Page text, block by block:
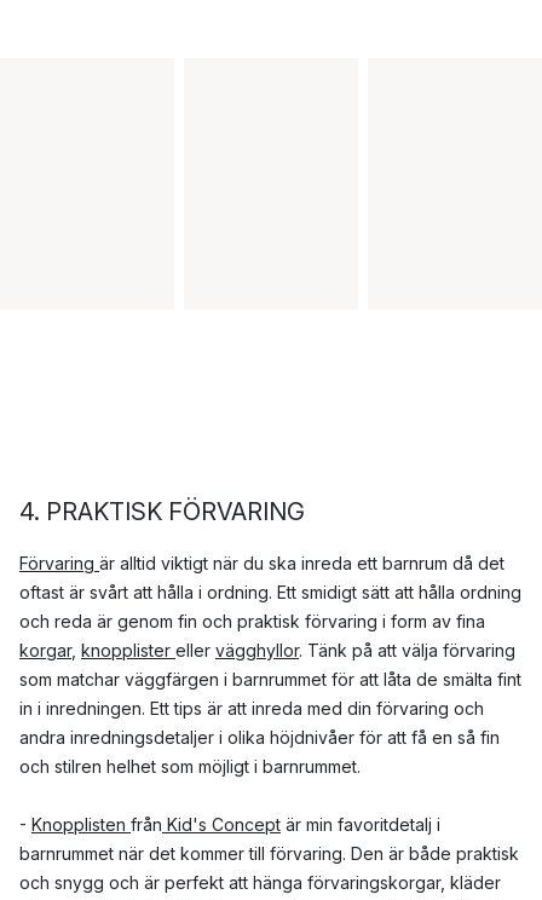
4. PRAKTISK FÖRVARING
Förvaring är alltid viktigt när du ska inreda ett barnrum då det
oftast är svårt att hålla i ordning. Ett smidigt sätt att hålla ordning
och reda är genom fin och praktisk förvaring i form av fina
korgar, knopplister eller vägghyllor. Tänk på att välja förvaring
som matchar väggfärgen i barnrummet för att låta de smälta fint
in i inredningen. Ett tips är att inreda med din förvaring och
andra inredningsdetaljer i olika höjdnivåer för att få en så fin
och stilren helhet som möjligt i barnrummet.
- Knopplisten från Kid's Concept är min favoritdetalj i
barnrummet när det kommer till förvaring. Den är både praktisk
och snygg och är perfekt att hänga förvaringskorgar, kläder